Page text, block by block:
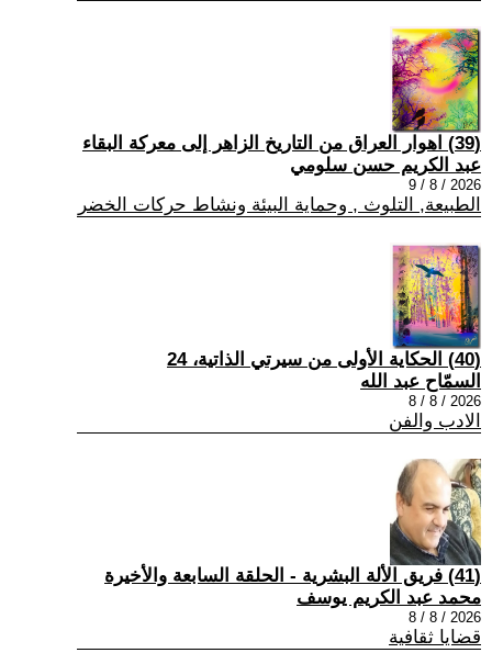
(39) اهوار العراق من التاريخ الزاهر إلى معركة البقاء
عبد الكريم حسن سلومي
2026 / 8 / 9
الطبيعة, التلوث , وحماية البيئة ونشاط حركات الخضر
(40) الحكاية الأولى من سيرتي الذاتية، 24
السمّاح عبد الله
2026 / 8 / 8
الادب والفن
(41) فريق الألة البشرية - الحلقة السابعة والأخيرة
محمد عبد الكريم يوسف
2026 / 8 / 8
قضايا ثقافية